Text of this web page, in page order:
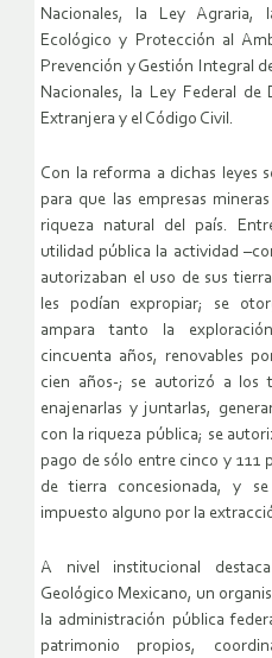
Nacionales, la Ley Agraria,
Ecológico y Protección al
Prevención y Gestión Integral
Nacionales, la Ley Federal de
Extranjera y el Código Civil.
Con la reforma a dichas leyes
para que las empresas
riqueza natural del país.
utilidad pública la actividad
autorizaban el uso de sus
les podían expropiar; se
ampara tanto la
cincuenta años, renovables
cien años-; se autorizó a los
enajenarlas y juntarlas,
con la riqueza pública; se
pago de sólo entre cinco y 111
de tierra concesionada, y
impuesto alguno por la
A nivel institucional
Geológico Mexicano, un
la administración pública
patrimonio propios,